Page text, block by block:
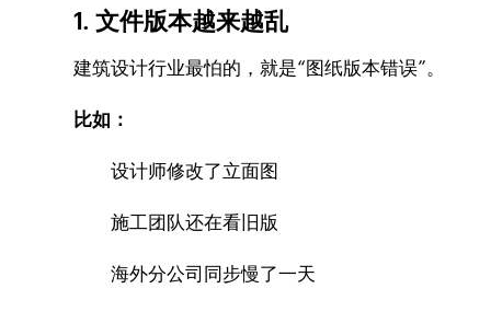
1. 文件版本越来越乱
建筑设计行业最怕的，就是“图纸版本错误”。
比如：
设计师修改了立面图
施工团队还在看旧版
海外分公司同步慢了一天